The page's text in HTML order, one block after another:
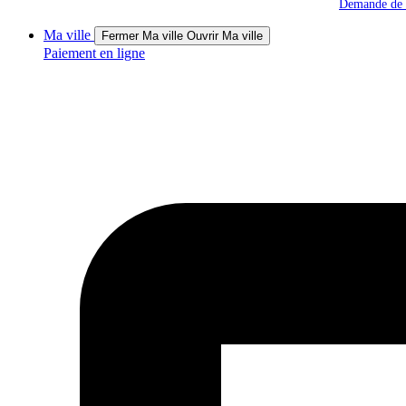
Demande
Ma ville Fermer Ma ville Ouvrir Ma ville
Paiement en ligne